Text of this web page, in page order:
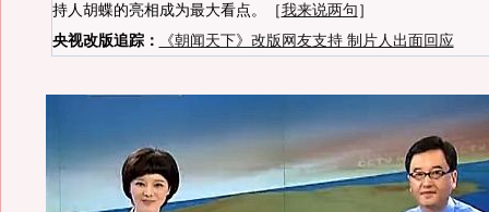
持人胡蝶的亮相成为最大看点。［我来说两句］
央视改版追踪：
《朝闻天下》改版网友支持 制片人出面回应